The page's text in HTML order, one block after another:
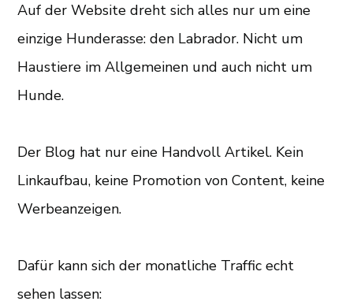
Auf der Website dreht sich alles nur um eine
einzige Hunderasse: den Labrador. Nicht um
Haustiere im Allgemeinen und auch nicht um
Hunde.
Der Blog hat nur eine Handvoll Artikel. Kein
Linkaufbau, keine Promotion von Content, keine
Werbeanzeigen.
Dafür kann sich der monatliche Traffic echt
sehen lassen: